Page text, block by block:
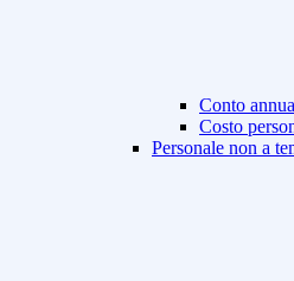
Conto
Costo
Personale non a